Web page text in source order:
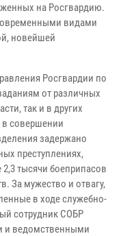
на Росгвардию.
видами
новейшей
Росгвардии по
от различных
так и в других
совершении
задержано
преступлениях,
тысячи боеприпасов
За мужество и отвагу,
в ходе служебно-
сотрудник СОБР
и ведомственными